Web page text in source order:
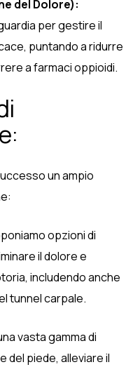
del Dolore):
per gestire il
puntando a ridurre
a farmaci oppioidi.
un ampio
opzioni di
il dolore e
includendo anche
tunnel carpale.
vasta gamma di
del piede, alleviare il